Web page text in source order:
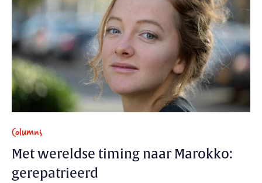
Columns
Met wereldse timing naar Marokko:
gerepatrieerd